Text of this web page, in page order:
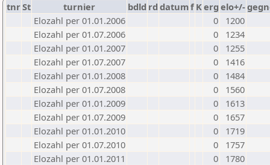
tnrSt turnier bdld rd datumf Kerg elo+/-
Elozahl per 01.01.2006
0
1200
Elozahl per 01.07.2006
0
1234
Elozahl per 01.01.2007
0
1255
Elozahl per 01.07.2007
0
1416
Elozahl per 01.01.2008
0
1484
Elozahl per 01.07.2008
0
1560
Elozahl per 01.01.2009
0
1613
Elozahl per 01.07.2009
0
1657
Elozahl per 01.01.2010
0
1719
Elozahl per 01.07.2010
0
1757
Elozahl per 01.01.2011
0
1780